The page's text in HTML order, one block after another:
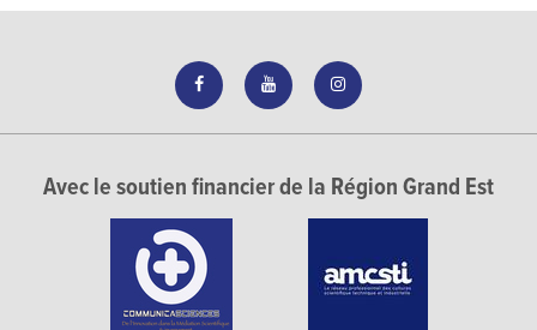
Avec le soutien financier de la Région Grand Est